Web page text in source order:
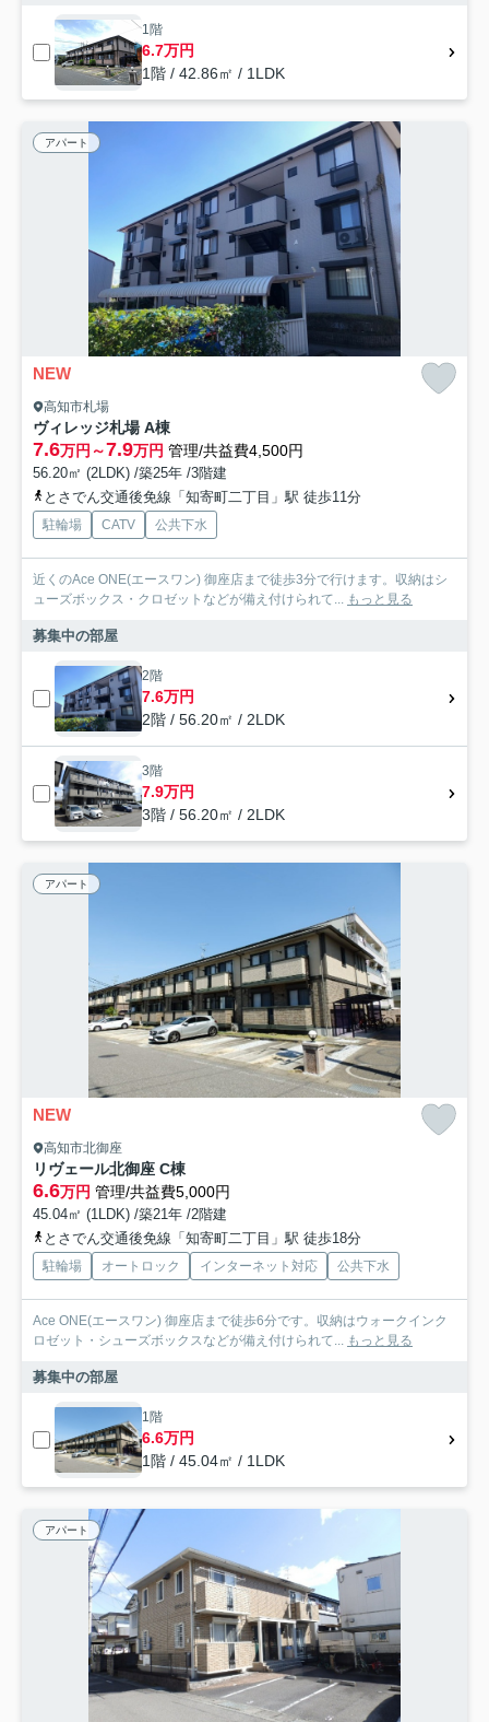
1階
6.7万円
1階 / 42.86㎡ / 1LDK
アパート
NEW
高知市札場
ヴィレッジ札場 A棟
7.6万円～7.9万円 管理/共益費4,500円
56.20㎡ (2LDK) /築25年 /3階建
とさでん交通後免線「知寄町二丁目」駅 徒歩11分
駐輪場 CATV 公共下水
近くのAce ONE(エースワン) 御座店まで徒歩3分で行けます。収納はシ
ューズボックス・クロゼットなどが備え付けられて... もっと見る
募集中の部屋
2階
7.6万円
2階 / 56.20㎡ / 2LDK
3階
7.9万円
3階 / 56.20㎡ / 2LDK
アパート
NEW
高知市北御座
リヴェール北御座 C棟
6.6万円 管理/共益費5,000円
45.04㎡ (1LDK) /築21年 /2階建
とさでん交通後免線「知寄町二丁目」駅 徒歩18分
駐輪場 オートロック インターネット対応 公共下水
Ace ONE(エースワン) 御座店まで徒歩6分です。収納はウォークインク
ロゼット・シューズボックスなどが備え付けられて... もっと見る
募集中の部屋
1階
6.6万円
1階 / 45.04㎡ / 1LDK
アパート